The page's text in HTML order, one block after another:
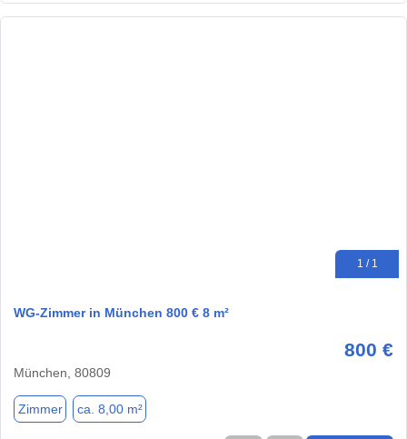
1 / 1
WG-Zimmer in München 800 € 8 m²
800 €
München, 80809
Zimmer ca. 8,00 m²